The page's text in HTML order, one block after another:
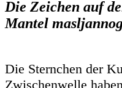
Die Zeichen auf
Mantel
Die Sternchen der
Zwischenwelle